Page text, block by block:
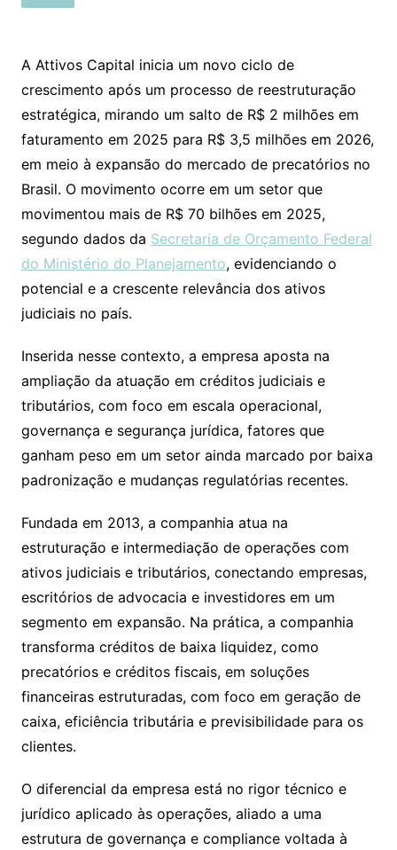
A Attivos Capital inicia um novo ciclo de
crescimento após um processo de reestruturação
estratégica, mirando um salto de R$ 2 milhões em
faturamento em 2025 para R$ 3,5 milhões em 2026,
em meio à expansão do mercado de precatórios no
Brasil. O movimento ocorre em um setor que
movimentou mais de R$ 70 bilhões em 2025,
segundo dados da Secretaria de Orçamento Federal
do Ministério do Planejamento, evidenciando o
potencial e a crescente relevância dos ativos
judiciais no país.
Inserida nesse contexto, a empresa aposta na
ampliação da atuação em créditos judiciais e
tributários, com foco em escala operacional,
governança e segurança jurídica, fatores que
ganham peso em um setor ainda marcado por baixa
padronização e mudanças regulatórias recentes.
Fundada em 2013, a companhia atua na
estruturação e intermediação de operações com
ativos judiciais e tributários, conectando empresas,
escritórios de advocacia e investidores em um
segmento em expansão. Na prática, a companhia
transforma créditos de baixa liquidez, como
precatórios e créditos fiscais, em soluções
financeiras estruturadas, com foco em geração de
caixa, eficiência tributária e previsibilidade para os
clientes.
O diferencial da empresa está no rigor técnico e
jurídico aplicado às operações, aliado a uma
estrutura de governança e compliance voltada à